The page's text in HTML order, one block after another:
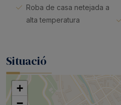
Roba de casa netejada a
alta temperatura
Situació
+